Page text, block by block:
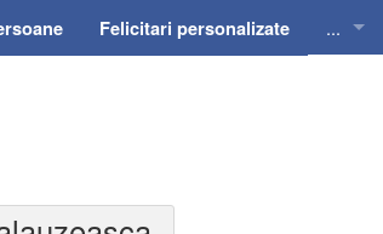
Felicitari personalizate ...